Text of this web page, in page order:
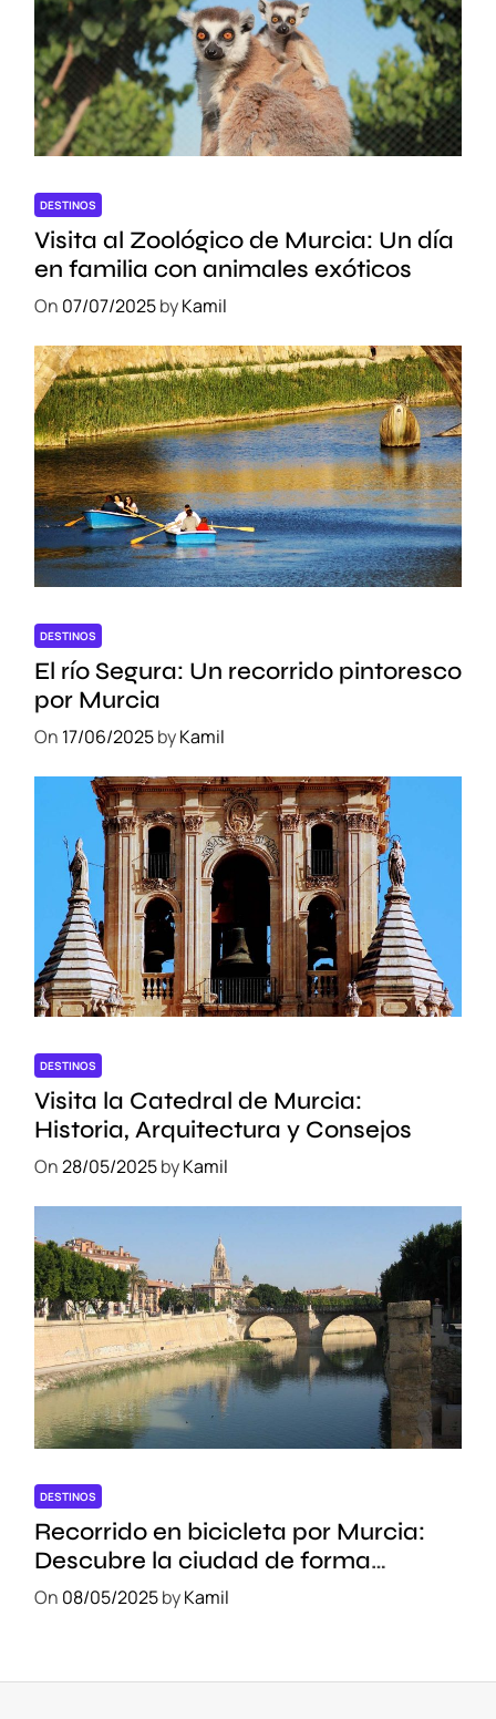
DESTINOS
Visita al Zoológico de Murcia: Un día
en familia con animales exóticos
On 07/07/2025byKamil
DESTINOS
El río Segura: Un recorrido pintoresco
por Murcia
On 17/06/2025byKamil
DESTINOS
Visita la Catedral de Murcia:
Historia, Arquitectura y Consejos
On28/05/2025byKamil
DESTINOS
Recorrido en bicicleta por Murcia:
Descubre la ciudad de forma
sostenible
On 08/05/2025byKamil